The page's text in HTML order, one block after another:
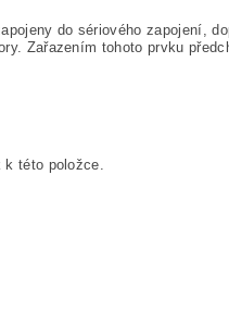
do sériového zapojení,
Zařazením tohoto prvku
k této položce.